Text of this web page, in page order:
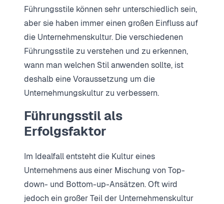
Führungsstile können sehr unterschiedlich sein,
aber sie haben immer einen großen Einfluss auf
die Unternehmenskultur. Die verschiedenen
Führungsstile zu verstehen und zu erkennen,
wann man welchen Stil anwenden sollte, ist
deshalb eine Voraussetzung um die
Unternehmungskultur zu verbessern.
Führungsstil als
Erfolgsfaktor
Im Idealfall entsteht die Kultur eines
Unternehmens aus einer Mischung von Top-
down- und Bottom-up-Ansätzen. Oft wird
jedoch ein großer Teil der Unternehmenskultur